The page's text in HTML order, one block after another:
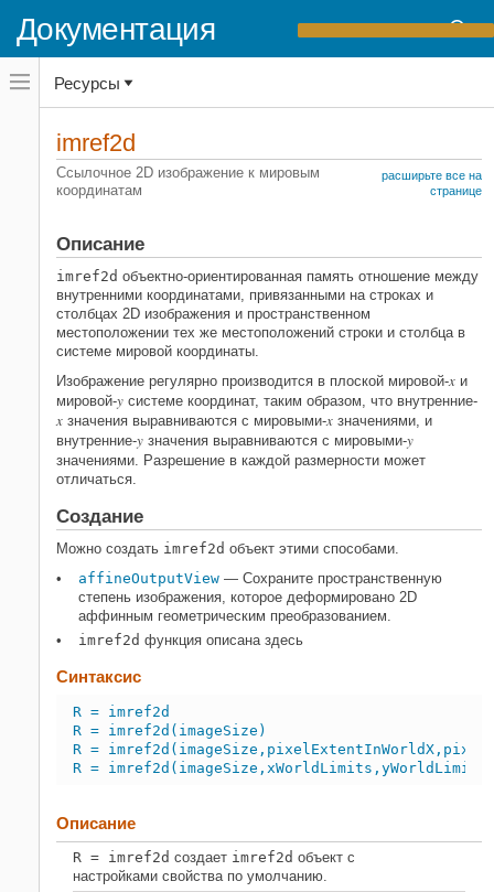
Документация
Переключатель
навигационного
меню
переключатель
навигационного
Image Processing Toolbox
Геометрическое преобразование и
преобразования
Image Processing Toolbox
Геометрическое преобразование и
регистрация изображений
Регистрация Изображений
imref2d
НА ЭТОЙ СТРАНИЦЕ
Описание
Создание
Функции объекта
Примеры
Больше о
Расширенные возможности
Ресурсы
imref2d
Ссылочное 2D изображение к мировым
координатам
расширьте все на
странице
Описание
imref2d объектно-ориентированная память отношение между
внутренними координатами, привязанными на строках и
столбцах 2D изображения и пространственном
местоположении тех же местоположений строки и столбца в
системе мировой координаты.
Изображение регулярно производится в плоской мировой-x и
мировой-y системе координат, таким образом, что внутренние-
x значения выравниваются с мировыми-x значениями, и
внутренние-y значения выравниваются с мировыми-y
значениями. Разрешение в каждой размерности может
отличаться.
Создание
Можно создать imref2d объект этими способами.
affineOutputView — Сохраните пространственную
степень изображения, которое деформировано 2D
аффинным геометрическим преобразованием.
imref2d функция описана здесь
Синтаксис
R = imref2d
R = imref2d(imageSize)
R =
R =
Описание
R = imref2d создает imref2d объект с
настройками свойства по умолчанию.